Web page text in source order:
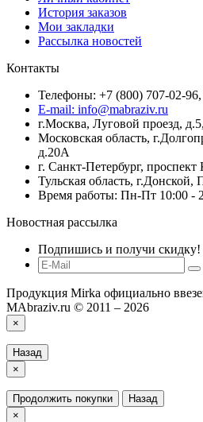
История заказов
Мои закладки
Рассылка новостей
Контакты
Телефоны: +7 (800) 707-02-
E-mail: info@mabraziv.ru
г.Москва, Луговой проезд,
Московская область,
д.20А
г. Санкт-Петербург,
Тульская область, г.Донской,
Время работы: Пн-Пт 10:00 -
Новостная рассылка
Подпишись и получи скидку!
Продукция Mirka официально
MAbraziv.ru © 2011 – 2026
×
Назад
×
Продолжить покупки
Назад
×